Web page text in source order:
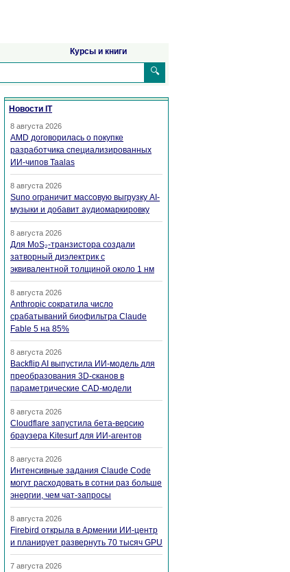
Курсы и книги
🔍
Новости IT
8 августа 2026
AMD договорилась о покупке
разработчика специализированных
ИИ-чипов Taalas
8 августа 2026
Suno ограничит массовую выгрузку AI-
музыки и добавит аудиомаркировку
8 августа 2026
Для MoS₂-транзистора создали
затворный диэлектрик с
эквивалентной толщиной около 1 нм
8 августа 2026
Anthropic сократила число
срабатываний биофильтра Claude
Fable 5 на 85%
8 августа 2026
Backflip AI выпустила ИИ-модель для
преобразования 3D-сканов в
параметрические CAD-модели
8 августа 2026
Cloudflare запустила бета-версию
браузера Kitesurf для ИИ-агентов
8 августа 2026
Интенсивные задания Claude Code
могут расходовать в сотни раз больше
энергии, чем чат-запросы
8 августа 2026
Firebird открыла в Армении ИИ-центр
и планирует развернуть 70 тысяч GPU
7 августа 2026